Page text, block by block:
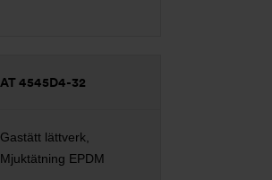
AT 4545D4-32
Gastätt lättverk,
Mjuktätning EPDM